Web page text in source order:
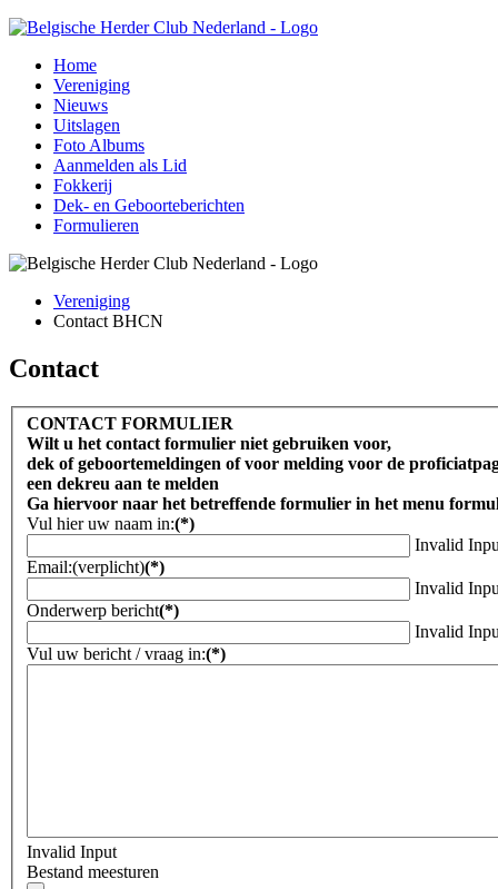
Home
Vereniging
Nieuws
Uitslagen
Foto Albums
Aanmelden als Lid
Fokkerij
Dek- en Geboorteberichten
Formulieren
Vereniging
Contact BHCN
Contact
CONTACT FORMULIER
Wilt u het contact formulier niet gebruiken voor,
dek of geboortemeldingen of voor melding voor de
een dekreu aan te melden
Ga hiervoor naar het betreffende formulier in het menu
Vul hier uw naam in:(*)
Invalid
Email:(verplicht)(*)
Invalid
Onderwerp bericht(*)
Invalid
Vul uw bericht / vraag in:(*)
Invalid Input
Bestand meesturen